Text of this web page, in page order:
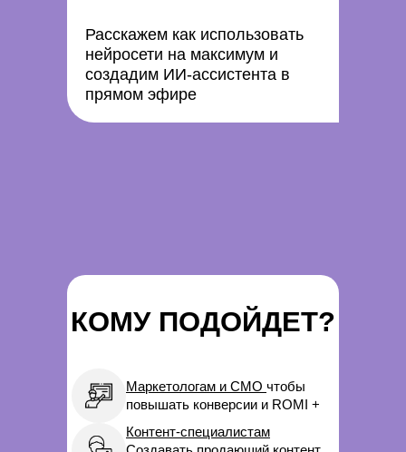
Расскажем как использовать
нейросети на максимум и
создадим ИИ-ассистента в
прямом эфире
КОМУ ПОДОЙДЕТ?
Маркетологам и CMO чтобы
повышать конверсии и ROMI +
Контент-специалистам